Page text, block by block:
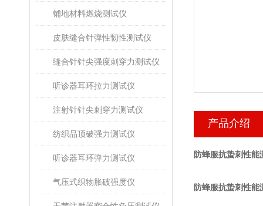
铺地材料燃烧测试仪
皮肤缝合针弹性韧性测试仪
缝合针针尖强度刺穿力测试仪
听诊器耳环拉力测试仪
注射针针尖刺穿力测试仪
纺织品顶破强力测试仪
听诊器耳环弹力测试仪
气压式织物胀破强度仪
产品介绍
防蜂服抗蛰刺性能
防蜂服抗蛰刺性能